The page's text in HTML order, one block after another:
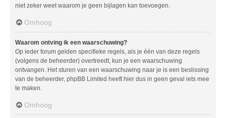
niet zeker weet waarom je geen bijlagen kan toevoegen.
Omhoog
Waarom ontving ik een waarschuwing?
Op ieder forum gelden specifieke regels, als je één van deze regels
(volgens de beheerder) overtreedt, kun je een waarschuwing
ontvangen. Het sturen van een waarschuwing naar je is een beslissing
van de beheerder, phpBB Limited heeft hier dus in geen geval iets mee
te maken.
Omhoog